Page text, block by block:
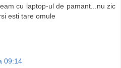
cu laptop-ul de pamant...nu zic
esti tare omule
09:14